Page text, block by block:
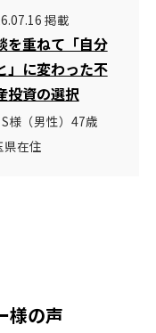
掲載
を重ねて「自分
」に変わった不
投資の選択
S様（男性）47歳
県在住
様の声